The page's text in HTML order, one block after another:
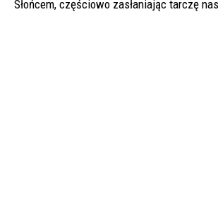
Słońcem, częściowo zasłaniając tarczę